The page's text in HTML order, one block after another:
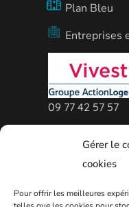
Gérer le
cookies
Pour offrir les meilleures
Plan Bleu
Entreprises
09 77 42 57 57
Agence Vivest